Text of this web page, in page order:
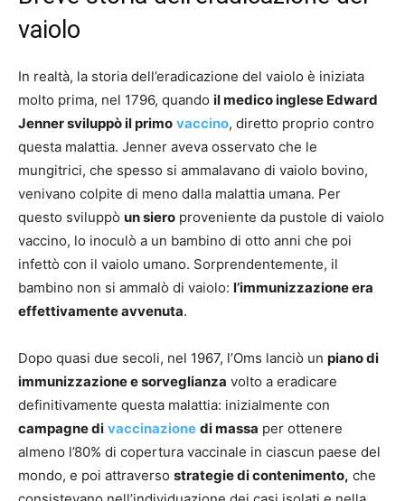
vaiolo
In realtà, la storia dell’eradicazione del vaiolo è iniziata
molto prima, nel 1796, quando il medico inglese Edward
Jenner sviluppò il primo vaccino, diretto proprio contro
questa malattia. Jenner aveva osservato che le
mungitrici, che spesso si ammalavano di vaiolo bovino,
venivano colpite di meno dalla malattia umana. Per
questo sviluppò un siero proveniente da pustole di vaiolo
vaccino, lo inoculò a un bambino di otto anni che poi
infettò con il vaiolo umano. Sorprendentemente, il
bambino non si ammalò di vaiolo: l’immunizzazione era
effettivamente avvenuta.
Dopo quasi due secoli, nel 1967, l’Oms lanciò un piano di
immunizzazione e sorveglianza volto a eradicare
definitivamente questa malattia: inizialmente con
campagne di vaccinazione di massa per ottenere
almeno l’80% di copertura vaccinale in ciascun paese del
mondo, e poi attraverso strategie di contenimento, che